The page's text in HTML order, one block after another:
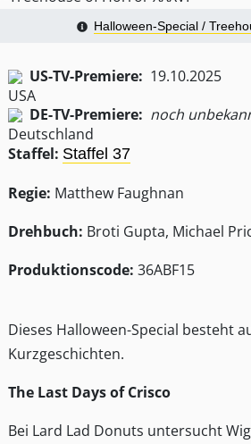
Halloween-Special /
US-TV-Premiere: 19.10.2025
DE-TV-Premiere: noch
Staffel: Staffel 37
Regie: Matthew Faughnan
Drehbuch: Broti Gupta, Michael
Produktionscode: 36ABF15
Dieses Halloween-Special besteht
Kurzgeschichten.
The Last Days of Crisco
Bei Lard Lad Donuts untersucht